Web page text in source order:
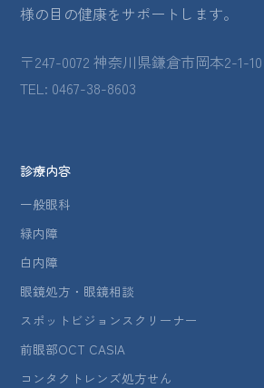
様の目の健康をサポートします。
〒247-0072 神奈川県鎌倉市岡本2-1-
TEL: 0467-38-8603
診療内容
一般眼科
緑内障
白内障
眼鏡処方・眼鏡相談
スポットビジョンスクリーナー
前眼部OCT CASIA
コンタクトレンズ処方せん